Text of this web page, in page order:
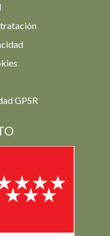
GPSR